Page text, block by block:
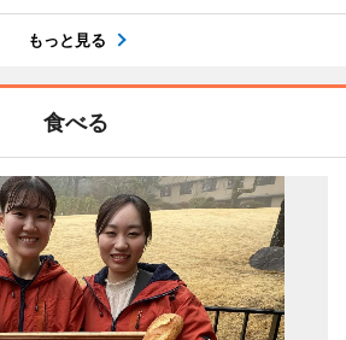
もっと見る
食べる